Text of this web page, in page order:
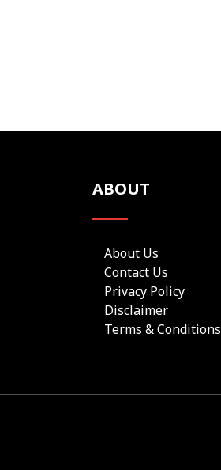
ABOUT
About Us
Contact Us
Privacy Policy
Disclaimer
Terms & Conditions